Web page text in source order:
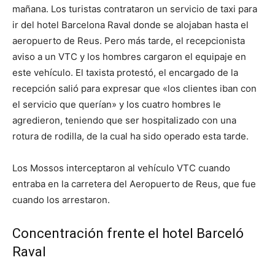
mañana. Los turistas contrataron un servicio de taxi para
ir del hotel Barcelona Raval donde se alojaban hasta el
aeropuerto de Reus. Pero más tarde, el recepcionista
aviso a un VTC y los hombres cargaron el equipaje en
este vehículo. El taxista protestó, el encargado de la
recepción salió para expresar que «los clientes iban con
el servicio que querían» y los cuatro hombres le
agredieron, teniendo que ser hospitalizado con una
rotura de rodilla, de la cual ha sido operado esta tarde.
Los Mossos interceptaron al vehículo VTC cuando
entraba en la carretera del Aeropuerto de Reus, que fue
cuando los arrestaron.
Concentración frente el hotel Barceló
Raval